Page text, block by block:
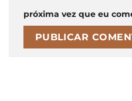
próxima vez que eu